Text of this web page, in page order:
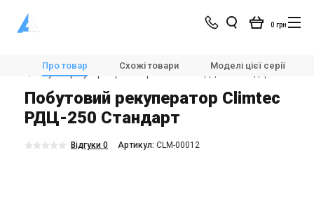
0 грн
Магазин Вентиляція
🌀Вентиляційні установки
🌀Побутові рекуператори повітря
Climtec РДЦ-250 Стандарт
Про товар Схожі товари Моделі цієї серії
Побутовий рекуператор Climtec
РДЦ-250 Стандарт
Відгуки 0 Aртикул: CLM-00012